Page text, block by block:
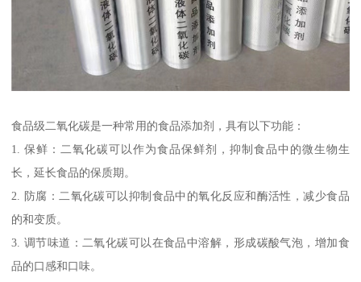
食品级二氧化碳是一种常用的食品添加剂，具有以下功能：
1. 保鲜：二氧化碳可以作为食品保鲜剂，抑制食品中的微生物生
长，延长食品的保质期。
2. 防腐：二氧化碳可以抑制食品中的氧化反应和酶活性，减少食品
的和变质。
3. 调节味道：二氧化碳可以在食品中溶解，形成碳酸气泡，增加食
品的口感和口味。